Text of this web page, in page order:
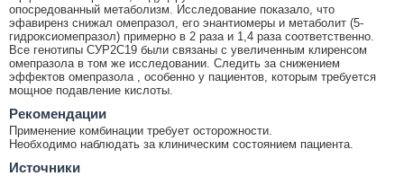
опосредованный метаболизм. Исследование показало, что
эфавиренз снижал омепразол, его энантиомеры и метаболит (5-
гидроксиомепразол) примерно в 2 раза и 1,4 раза соответственно.
Все генотипы СУР2С19 были связаны с увеличенным клиренсом
омепразола в том же исследовании. Следить за снижением
эффектов омепразола , особенно у пациентов, которым требуется
мощное подавление кислоты.
Рекомендации
Применение комбинации требует осторожности.
Необходимо наблюдать за клиническим состоянием пациента.
Источники